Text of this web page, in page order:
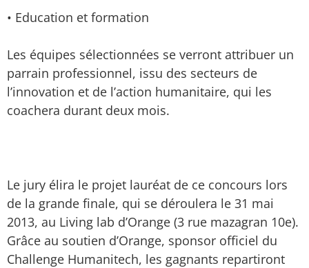
• Education et formation
Les équipes sélectionnées se verront attribuer un
parrain professionnel, issu des secteurs de
l’innovation et de l’action humanitaire, qui les
coachera durant deux mois.
Le jury élira le projet lauréat de ce concours lors
de la grande finale, qui se déroulera le 31 mai
2013, au Living lab d’Orange (3 rue mazagran 10e).
Grâce au soutien d’Orange, sponsor officiel du
Challenge Humanitech, les gagnants repartiront